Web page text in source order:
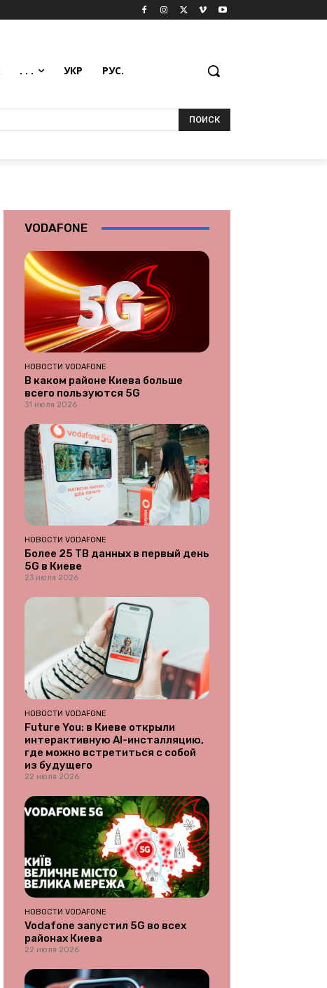
. . . УКР РУС.
ПОИСК
VODAFONE
НОВОСТИ VODAFONE
В каком районе Киева больше
всего пользуются 5G
31 июля 2026
НОВОСТИ VODAFONE
Более 25 ТВ данных в первый день
5G в Киеве
23 июля 2026
НОВОСТИ VODAFONE
Future You: в Киеве открыли
интерактивную AI-инсталляцию,
где можно встретиться с собой
из будущего
22 июля 2026
НОВОСТИ VODAFONE
Vodafone запустил 5G во всех
районах Киева
22 июля 2026